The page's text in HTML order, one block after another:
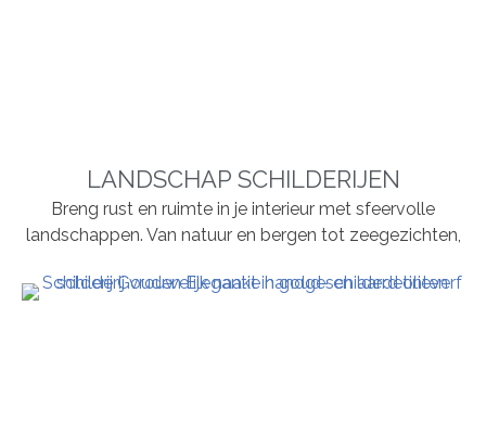
LANDSCHAP SCHILDERIJEN
Breng rust en ruimte in je interieur met sfeervolle
landschappen. Van natuur en bergen tot zeegezichten,